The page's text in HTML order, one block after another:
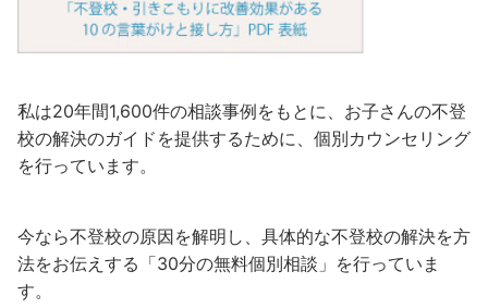
私は20年間1,600件の相談事例をもとに、お子さんの不登
校の解決のガイドを提供するために、個別カウンセリング
を行っています。
今なら不登校の原因を解明し、具体的な不登校の解決を方
法をお伝えする「30分の無料個別相談」を行っていま
す。